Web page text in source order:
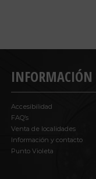
INFORMACIÓN
Accesibilidad
FAQ’s
Venta de localidades
Información y contacto
Punto Violeta